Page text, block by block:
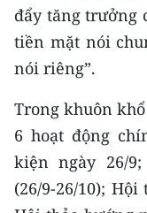
đẩy tăng trưởng
tiền mặt nói
nói riêng”.
Trong khuôn khổ
6 hoạt động
kiện ngày 26/
(26/9-26/10);